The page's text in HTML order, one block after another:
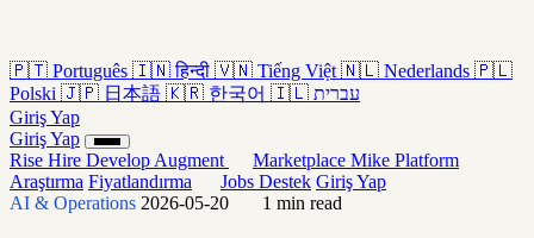
🇵🇹 Português 🇮🇳 हिन्दी 🇻🇳 Tiếng Việt 🇳🇱 Nederlands 🇵🇱
Polski 🇯🇵 日本語 🇰🇷 한국어 🇮🇱 עברית
Giriş Yap
Giriş Yap
Rise Hire Develop Augment Marketplace Mike Platform
Araştırma Fiyatlandırma Jobs Destek Giriş Yap
AI & Operations 2026-05-20 1 min read